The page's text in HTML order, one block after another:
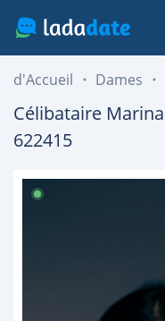
d'Accueil Dames
Célibataire Marina
622415